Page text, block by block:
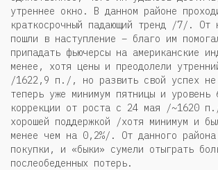
утреннее окно. В данном районе
краткосрочный падающий тренд /7/. От
пошли в наступление – благо им
припадать фьючерсы на американские
менее, хотя цены и преодолели
/1622,9 п./, но развить свой успех не
теперь уже минимум пятницы и уровень
коррекции от роста с 24 мая /~1620
хорошей поддержкой /хотя минимум и
менее чем на 0,2%/. От данного района
покупки, и «быки» сумели отыграть
послеобеденных потерь.